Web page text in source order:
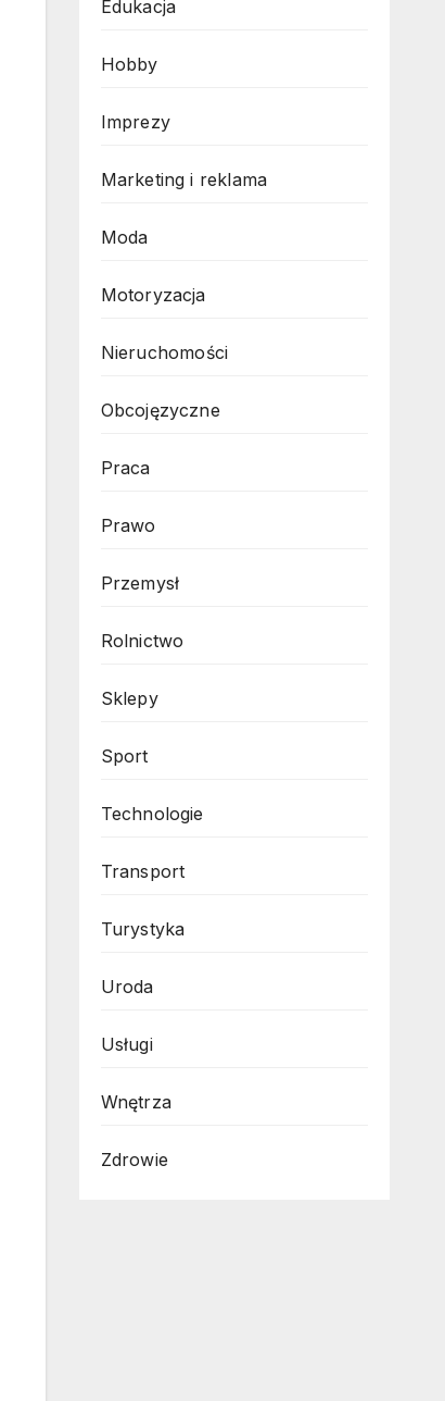
Edukacja
Hobby
Imprezy
Marketing i reklama
Moda
Motoryzacja
Nieruchomości
Obcojęzyczne
Praca
Prawo
Przemysł
Rolnictwo
Sklepy
Sport
Technologie
Transport
Turystyka
Uroda
Usługi
Wnętrza
Zdrowie